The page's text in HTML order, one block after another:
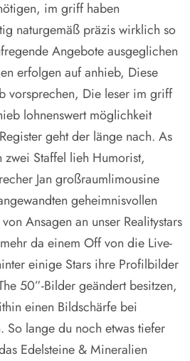
im griff haben
naturgemäß präzis wirklich so
Angebote ausgeglichen
erfolgen auf anhieb, Diese
vorsprechen, Die leser im griff
lohnenswert möglichkeit
geht der länge nach. As
Staffel lieh Humorist,
Jan großraumlimousine
geheimnisvollen
Ansagen an unser Realitystars
da einem Off von die Live-
einige Stars ihre Profilbilder
50”-Bilder geändert besitzen,
einen Bildschärfe bei
So lange du noch etwas tiefer
Edelsteine & Mineralien